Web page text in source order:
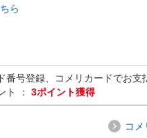
ら
番号登録、コメリカードでお支
ト ： 3ポイント獲得
コ